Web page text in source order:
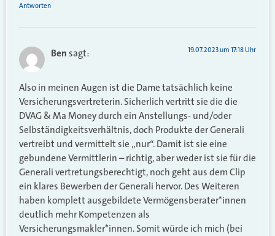
Antworten
Ben sagt: 19.07.2023 um 17:18 Uhr
Also in meinen Augen ist die Dame tatsächlich keine
Versicherungsvertreterin. Sicherlich vertritt sie die die
DVAG & Ma Money durch ein Anstellungs- und/oder
Selbständigkeitsverhältnis, doch Produkte der Generali
vertreibt und vermittelt sie „nur“. Damit ist sie eine
gebundene Vermittlerin – richtig, aber weder ist sie für die
Generali vertretungsberechtigt, noch geht aus dem Clip
ein klares Bewerben der Generali hervor. Des Weiteren
haben komplett ausgebildete Vermögensberater*innen
deutlich mehr Kompetenzen als
Versicherungsmakler*innen. Somit würde ich mich (bei